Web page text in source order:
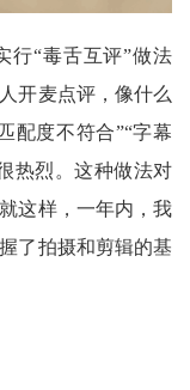
行“毒舌互评”做法
开麦点评，像什么
配度不符合”“字幕
热烈。这种做法对
这样，一年内，我
了拍摄和剪辑的基